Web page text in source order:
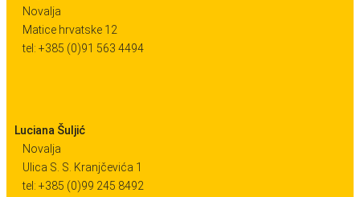
Novalja
Matice hrvatske 12
tel: +385 (0)91 563 4494
Luciana Šuljić
Novalja
Ulica S. S. Kranjčevića 1
tel: +385 (0)99 245 8492